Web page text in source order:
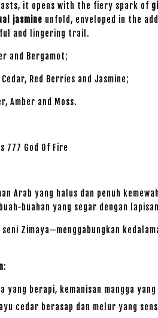
it opens with the fiery spark of
jasmine unfold, enveloped in the
and lingering trail.
and Bergamot;
Red Berries and Jasmine;
Amber and Moss.
777 God Of Fire
Arab yang halus dan penuh
buahan yang segar dengan
Zimaya—menggabungkan
:
yang berapi, kemanisan mangga
cedar berasap dan melur yang